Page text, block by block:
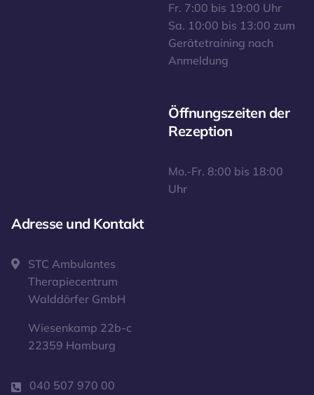
Fr. 7:00 bis 19:00 Uhr
Sa. 10:00 bis 13:00 zum
Gerätetraining nach
Anmeldung
Öffnungszeiten der
Rezeption
Mo.-Fr. 8:00 bis 18:00
Uhr
Adresse und Kontakt
STC Ambulantes
Therapiecentrum
Walddörfer GmbH
Wiesenkamp 22b-c
22359 Hamburg
040 507 970 00